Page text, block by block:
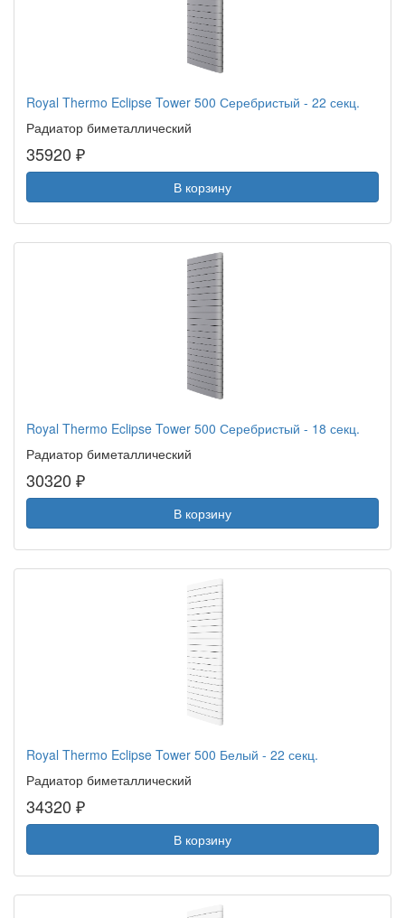
Royal Thermo Eclipse Tower 500 Серебристый - 22 секц.
Радиатор биметаллический
35920 ₽
В корзину
Royal Thermo Eclipse Tower 500 Серебристый - 18 секц.
Радиатор биметаллический
30320 ₽
В корзину
Royal Thermo Eclipse Tower 500 Белый - 22 секц.
Радиатор биметаллический
34320 ₽
В корзину